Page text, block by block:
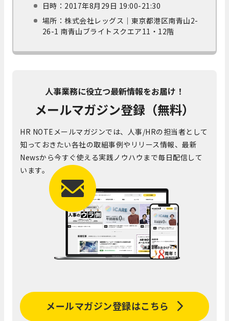
日時：2017年8月29日 19:00-21:30
場所：株式会社レッグス｜東京都港区南青山2-
26-1 南青山ブライトスクエア11・12階
人事業務に役立つ最新情報をお届け！
メールマガジン登録（無料）
HR NOTEメールマガジンでは、人事/HRの担当者として
知っておきたい各社の取組事例やリリース情報、最新
Newsから今すぐ使える実践ノウハウまで毎日配信して
います。
メールマガジン登録はこちら